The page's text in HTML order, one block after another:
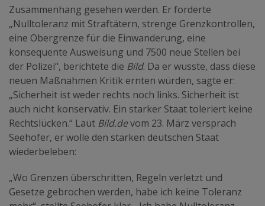
Zusammenhang gesehen werden. Er forderte
„Nulltoleranz mit Straftätern, strenge Grenzkontrollen,
eine Obergrenze für die Einwanderung, eine
konsequente Ausweisung und 7500 neue Stellen bei
der Polizei“, berichtete die Bild. Da er wusste, dass diese
neuen Maßnahmen Kritik ernten würden, sagte er:
„Sicherheit ist weder rechts noch links. Sicherheit ist
auch nicht konservativ. Ein starker Staat toleriert keine
Rechtslücken.“ Laut Bild.devom 23. März versprach
Seehofer, er wolle den starken deutschen Staat
wiederbeleben:
„Wo Grenzen überschritten, Regeln verletzt und
Gesetze gebrochen werden, habe ich keine Toleranz